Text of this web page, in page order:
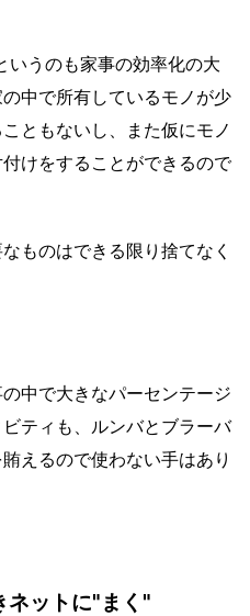
うのも家事の効率化の大
中で所有しているモノが少
ともないし、また仮にモノ
けをすることができるので
ものはできる限り捨てなく
中で大きなパーセンテージ
ティも、ルンバとブラーバ
えるので使わない手はあり
ネットに"まく"